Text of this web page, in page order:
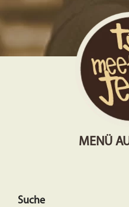
MENÜ
Suche